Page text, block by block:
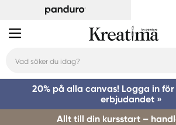
20% på alla canvas! Logga in
erbjudandet »
Allt till din kursstart –